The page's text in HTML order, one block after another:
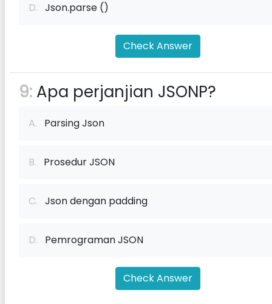
D. Json.parse ()
Check Answer
9: Apa perjanjian JSONP?
A. Parsing Json
B. Prosedur JSON
C. Json dengan padding
D. Pemrograman JSON
Check Answer